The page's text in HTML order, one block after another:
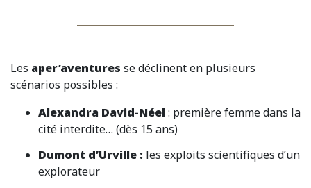
Les aper’aventures se déclinent en plusieurs
scénarios possibles :
Alexandra David-Néel: première femme dans la
cité interdite… (dès 15 ans)
Dumont d’Urville : les exploits scientifiques d’un
explorateur